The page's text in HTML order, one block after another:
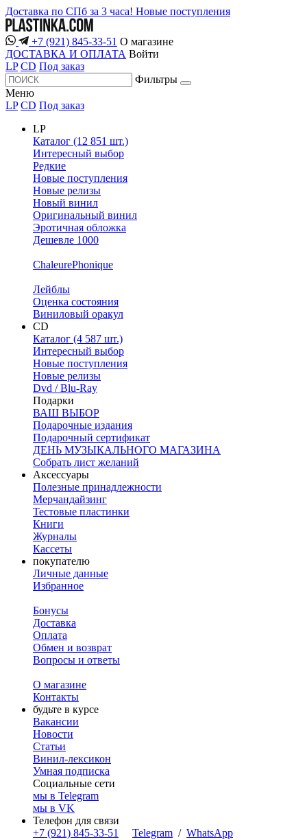
Доставка по СПб за 3 часа! Новые поступления
+7 (921) 845-33-51 О магазине
ДОСТАВКА И ОПЛАТА Войти
LP CD Под заказ
Фильтры
Меню
LP CD Под заказ
LP
Каталог (12 851 шт.)
Интересный выбор
Редкие
Новые поступления
Новые релизы
Новый винил
Оригинальный винил
Эротичная обложка
Дешевле 1000
ChaleurePhonique
Лейблы
Оценка состояния
Виниловый оракул
CD
Каталог (4 587 шт.)
Интересный выбор
Новые поступления
Новые релизы
Dvd / Blu-Ray
Подарки
ВАШ ВЫБОР
Подарочные издания
Подарочный сертификат
ДЕНЬ МУЗЫКАЛЬНОГО МАГАЗИНА
Собрать лист желаний
Аксессуары
Полезные принадлежности
Мерчандайзинг
Тестовые пластинки
Книги
Журналы
Кассеты
покупателю
Личные данные
Избранное
Бонусы
Доставка
Оплата
Обмен и возврат
Вопросы и ответы
О магазине
Контакты
будьте в курсе
Вакансии
Новости
Статьи
Винил-лексикон
Умная подписка
Социальные сети
мы в Telegram
мы в VK
Телефон для связи
+7 (921) 845-33-51
Telegram / WhatsApp